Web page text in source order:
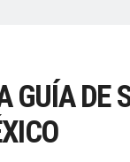
GUÍA DE